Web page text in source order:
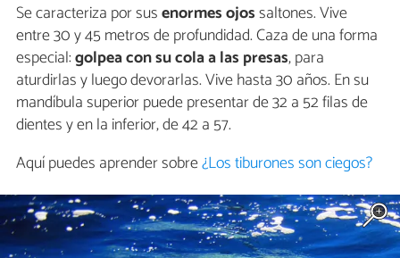
Se caracteriza por susenormes ojossaltones. Vive
entre 30 y 45 metros de profundidad. Caza de una forma
especial:golpea con su cola a las presas, para
aturdirlas y luego devorarlas. Vive hasta 30 años. En su
mandíbula superior puede presentar de 32 a 52 filas de
dientes y en la inferior, de 42 a 57.
Aquí puedes aprender sobre¿Los tiburones son ciegos?